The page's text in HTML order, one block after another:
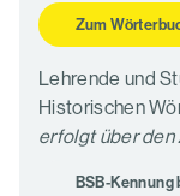
Zum
Lehrende und
Historischen
erfolgt über den
BSB-Kennung